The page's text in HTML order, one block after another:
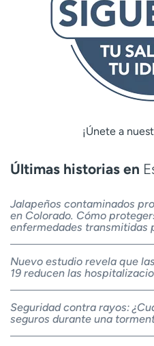
¡Únete a
Últimas historias en
Jalapeños contaminados
en Colorado. Cómo
enfermedades transmitidas
Nuevo estudio revela que
19 reducen las
Seguridad contra rayos:
seguros durante una